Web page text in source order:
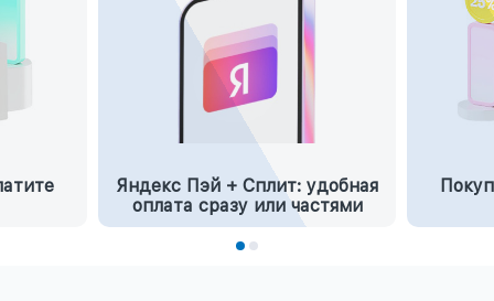
Яндекс Пэй + Сплит: удобная
оплата сразу или частями